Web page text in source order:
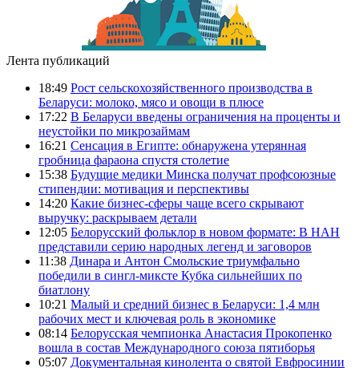
Лента публикаций
18:49 Рост сельскохозяйственного производства в
Беларуси: молоко, мясо и овощи в плюсе
17:22 В Беларуси введены ограничения на проценты и
неустойки по микрозаймам
16:21 Сенсация в Египте: обнаружена утерянная
гробница фараона спустя столетие
15:38 Будущие медики Минска получат профсоюзные
стипендии: мотивация и перспективы
14:20 Какие бизнес-сферы чаще всего скрывают
выручку: раскрываем детали
12:05 Белорусский фольклор в новом формате: В НАН
представили серию народных легенд и заговоров
11:38 Динара и Антон Смольские триумфально
победили в сингл-миксте Кубка сильнейших по
биатлону
10:21 Малый и средний бизнес в Беларуси: 1,4 млн
рабочих мест и ключевая роль в экономике
08:14 Белорусская чемпионка Анастасия Прокопенко
вошла в состав Международного союза пятиборья
05:07 Документальная кинолента о святой Евфросинии